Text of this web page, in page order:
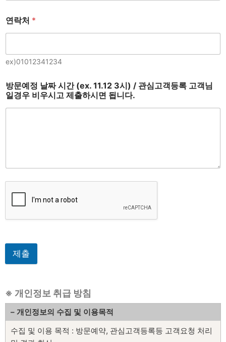
연락처 *
ex)01012341234
방문예정 날짜 시간 (ex. 11.12 3시) / 관심고객등록 고객님
일경우 비우시고 제출하시면 됩니다.
제출
※ 개인정보 취급 방침
– 개인정보의 수집 및 이용목적
수집 및 이용 목적 : 방문예약, 관심고객등록등 고객요청 처리